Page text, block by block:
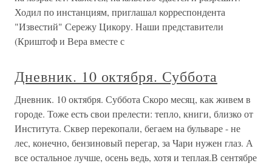
Ходил по инстанциям, приглашал корреспондента
"Известий" Сережу Цикору. Наши представители
(Криштоф и Вера вместе с
Дневник. 10 октября. Суббота
Дневник. 10 октября. Суббота Скоро месяц, как живем в
городе. Тоже есть свои прелести: тепло, книги, близко от
Института. Сквер перекопали, бегаем на бульваре - не
лес, конечно, бензиновый перегар, за Чари нужен глаз. А
все остальное лучше, осень ведь, хотя и теплая.В сентябре